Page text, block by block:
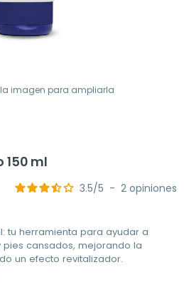
la imagen para ampliarla
150 ml
3.5/5 - 2 opiniones
tu herramienta para ayudar a
cansados, mejorando la
un efecto revitalizador.